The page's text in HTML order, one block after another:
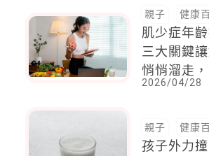
親子 健康
肌少症年
三大關鍵
悄悄溜走
議：先從「
2026/04/28
親子 健康
孩子外力